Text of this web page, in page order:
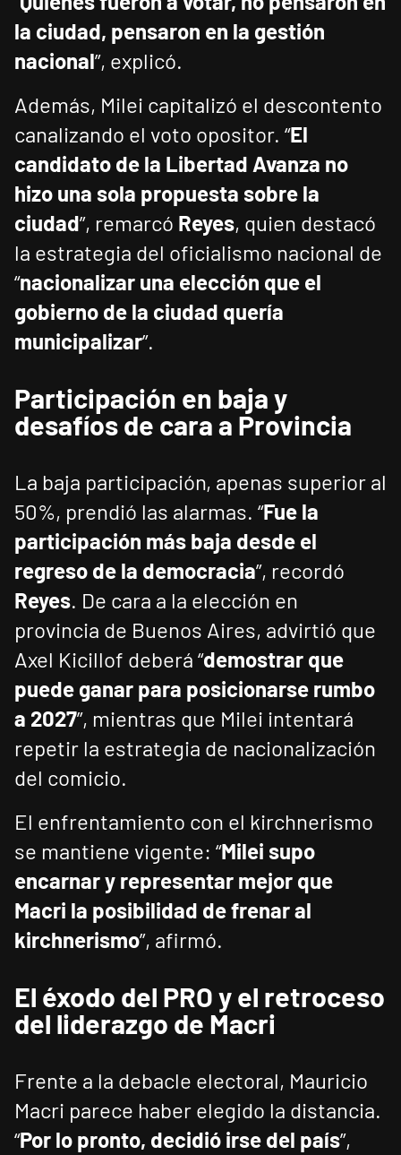
la ciudad, pensaron en la gestión
nacional”, explicó.
Además, Milei capitalizó el descontento
canalizando el voto opositor. “El
candidato de la Libertad Avanza no
hizo una sola propuesta sobre la
ciudad”, remarcó Reyes, quien destacó
la estrategia del oficialismo nacional de
“nacionalizar una elección que el
gobierno de la ciudad quería
municipalizar”.
Participación en baja y
desafíos de cara a Provincia
La baja participación, apenas superior al
50%, prendió las alarmas. “Fue la
participación más baja desde el
regreso de la democracia”, recordó
Reyes. De cara a la elección en
provincia de Buenos Aires, advirtió que
Axel Kicillof deberá “demostrar que
puede ganar para posicionarse rumbo
a 2027”, mientras que Milei intentará
repetir la estrategia de nacionalización
del comicio.
El enfrentamiento con el kirchnerismo
se mantiene vigente: “Milei supo
encarnar y representar mejor que
Macri la posibilidad de frenar al
kirchnerismo”, afirmó.
El éxodo del PRO y el retroceso
del liderazgo de Macri
Frente a la debacle electoral, Mauricio
Macri parece haber elegido la distancia.
“Por lo pronto, decidió irse del país”,